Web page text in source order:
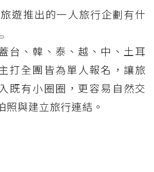
遊推出的一人旅行企劃有什
台、韓、泰、越、中、土耳
打全團皆為單人報名，讓旅
既有小圈圈，更容易自然交
照與建立旅行連結。